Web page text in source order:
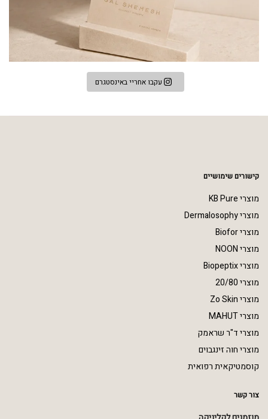
עקבו אחריי באינסטגרם
קישורים שימושיים
מוצרי KB Pure
מוצרי Dermalosophy
מוצרי Biofor
מוצרי NOON
מוצרי Biopeptix
מוצרי 20/80
מוצרי Zo Skin
מוצרי MAHUT
מוצרי ד"ר שראמק
מוצרי חוה זינגבוים
קוסמטיקאית רפואית
צור קשר